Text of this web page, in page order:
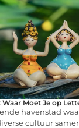
Moet Je op
havenstad
cultuur